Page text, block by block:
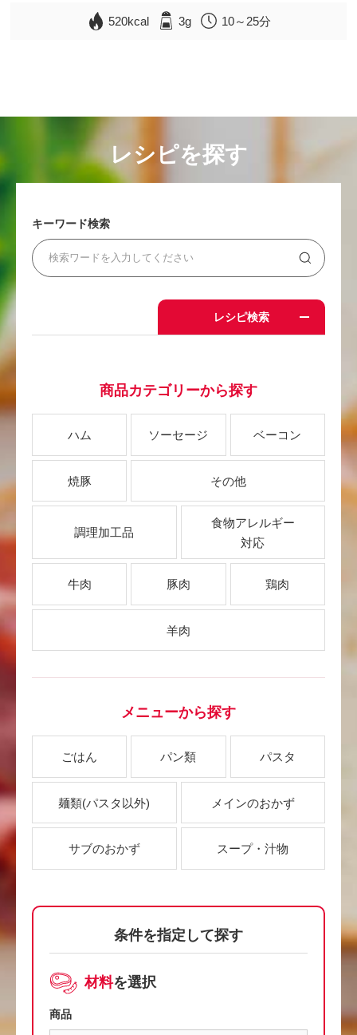
520kcal 3g 10～25分
レシピを探す
キーワード検索
レシピ検索
商品カテゴリーから探す
ハム ソーセージ ベーコン
焼豚 その他
調理加工品
食物アレルギー
対応
牛肉 豚肉 鶏肉
羊肉
メニューから探す
ごはん パン類 パスタ
麺類(パスタ以外) メインのおかず
サブのおかず スープ・汁物
条件を指定して探す
材料を選択
商品